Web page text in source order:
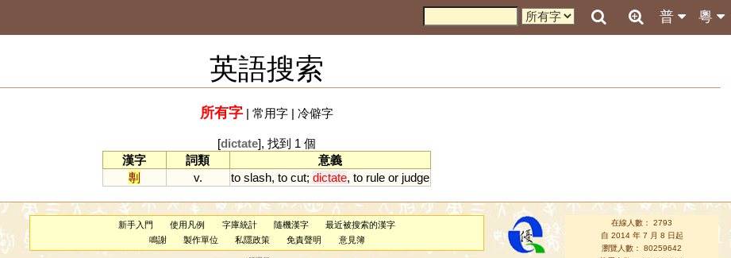
粵
普
英語搜索
所有字| 常用字| 冷僻字
[dictate], 找到 1 個
漢字
詞類
意義
剸
v. to slash, to cut; dictate, to rule or judge
新手入門 使用凡例 字庫統計 隨機漢字
最近被搜索的漢字
鳴謝
製作單位 私隱政策 免責聲明 意見簿
在線人數： 2793
自 2014 年 7 月 8 日起
瀏覽人數： 80259642